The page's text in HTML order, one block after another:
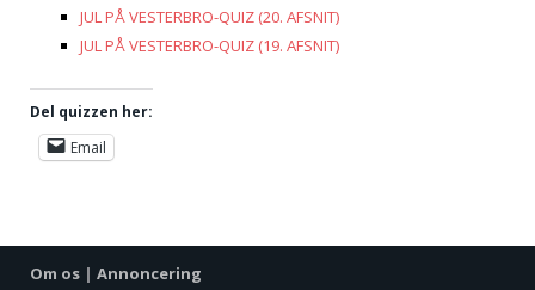
JUL PÅ VESTERBRO-QUIZ (20. AFSNIT)
JUL PÅ VESTERBRO-QUIZ (19. AFSNIT)
Del quizzen her:
Email
Om os | Annoncering